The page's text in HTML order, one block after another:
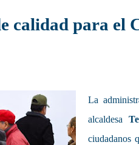
calidad para el
La
alcaldesa
ciudadanos